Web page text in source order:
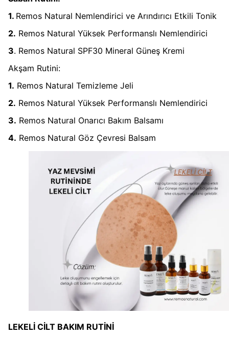
1. Remos Natural Nemlendirici ve Arındırıcı Etkili Tonik
2. Remos Natural Yüksek Performanslı Nemlendirici
3. Remos Natural SPF30 Mineral Güneş Kremi
Akşam Rutini:
1. Remos Natural Temizleme Jeli
2. Remos Natural Yüksek Performanslı Nemlendirici
3. Remos Natural Onarıcı Bakım Balsamı
4. Remos Natural Göz Çevresi Balsam
LEKELİ CİLT BAKIM RUTİNİ